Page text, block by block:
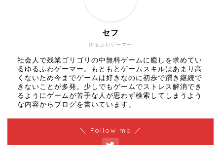
ゆるふわゲーマー
セフ
社会人で残業ゴリゴリの中無料ゲームに癒しを求めてい
るゆるふわゲーマー。もともとゲームスキルはあまり高
くないため今までゲームは好きなのに初歩で躓き継続で
きないことが多発。少しでもゲームでストレス解消でき
るようにゲームが苦手な人が思わず検索してしまうよう
な内容からブログを書いています。
＼ Follow me ／